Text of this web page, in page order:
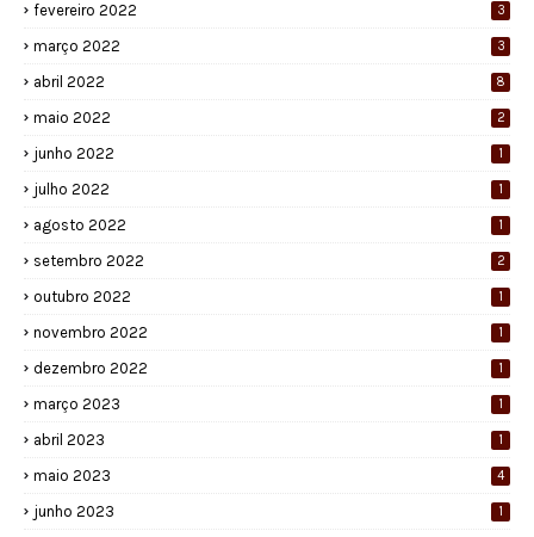
fevereiro 2022 3
março 2022 3
abril 2022 8
maio 2022 2
junho 2022 1
julho 2022 1
agosto 2022 1
setembro 2022 2
outubro 2022 1
novembro 2022 1
dezembro 2022 1
março 2023 1
abril 2023 1
maio 2023 4
junho 2023 1